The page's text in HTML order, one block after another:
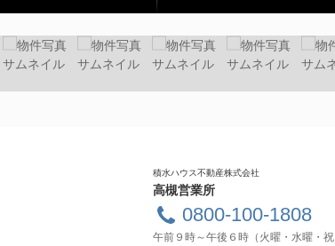
積水ハウス不動産株式会社
高槻営業所
0800-100-1808
午前９時～午後６時（火曜・水曜・祝